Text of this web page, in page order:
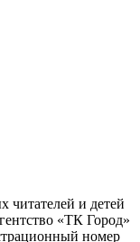
читателей и детей
«ТК Город»
номер